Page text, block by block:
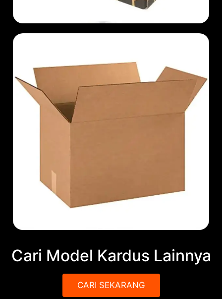
Cari Model Kardus Lainnya
CARI SEKARANG